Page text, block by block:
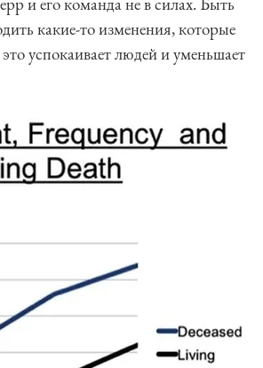
какие-то изменения, которые
успокаивает людей и уменьшает